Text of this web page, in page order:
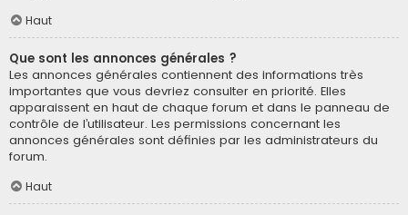
Haut
Que sont les annonces générales ?
Les annonces générales contiennent des informations très
importantes que vous devriez consulter en priorité. Elles
apparaissent en haut de chaque forum et dans le panneau de
contrôle de l’utilisateur. Les permissions concernant les
annonces générales sont définies par les administrateurs du
forum.
Haut